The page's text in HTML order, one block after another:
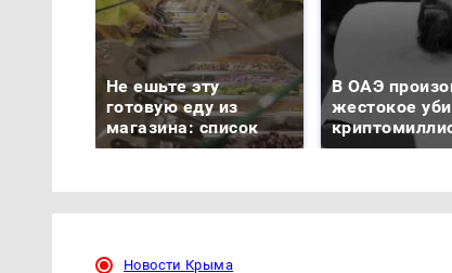
Не ешьте эту
готовую еду из
магазина: список
В ОАЭ
жестокое
Новости Крыма